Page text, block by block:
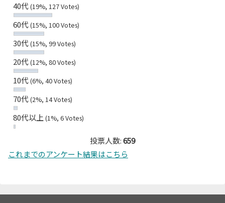
40代(19%, 127 Votes)
60代(15%, 100 Votes)
30代(15%, 99 Votes)
20代(12%, 80 Votes)
10代(6%, 40 Votes)
70代(2%, 14 Votes)
80代以上 (1%, 6 Votes)
投票人数:659
これまでのアンケート結果はこちら